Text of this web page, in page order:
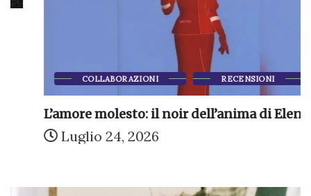
COLLABORAZIONI RECENSIONI
L’amore molesto: il noir dell’anima di Elena...
Luglio 24, 2026